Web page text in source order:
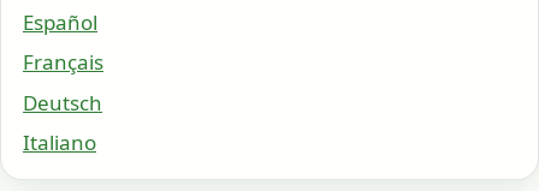
Español
Français
Deutsch
Italiano